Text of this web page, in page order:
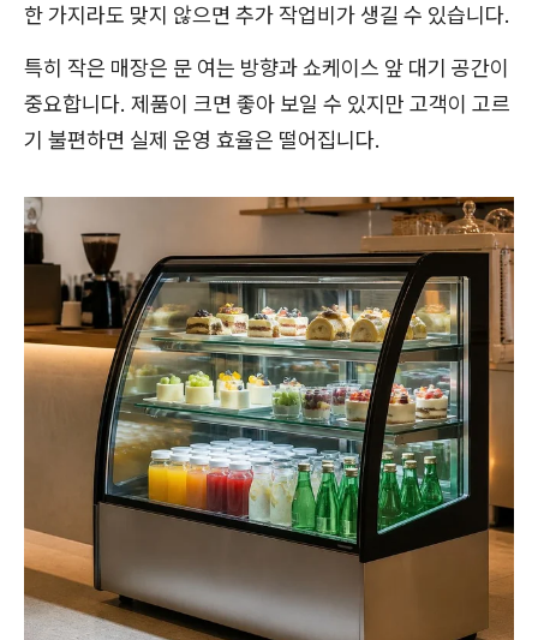
한 가지라도 맞지 않으면 추가 작업비가 생길 수 있습니다.
특히 작은 매장은 문 여는 방향과 쇼케이스 앞 대기 공간이
중요합니다. 제품이 크면 좋아 보일 수 있지만 고객이 고르
기 불편하면 실제 운영 효율은 떨어집니다.